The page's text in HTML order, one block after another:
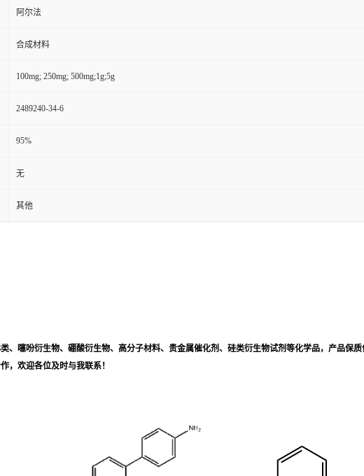
阿尔法
合成材料
100mg; 250mg; 500mg;1g;5g
2489240-34-6
95%
无
其他
、噻吩衍生物、硼酸衍生物、高分子材料、贵金属催化剂、硅类衍生物试剂等化学品，产品保
，欢迎各位及时与我联系！